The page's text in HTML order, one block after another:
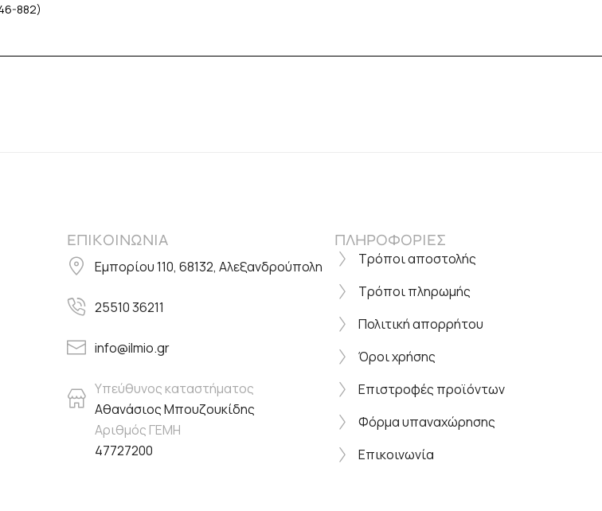
882)
ΕΠΙΚΟΙΝΩΝΙΑ
Εμπορίου 110, 68132, Αλεξανδρούπολη
25510 36211
info@ilmio.gr
Υπεύθυνος καταστήματος
Αθανάσιος Μπουζουκίδης
Αριθμός ΓΕΜΗ
47727200
ΠΛΗΡΟΦΟΡΙΕΣ
Τρόποι αποστολής
Τρόποι πληρωμής
Πολιτική απορρήτου
Όροι χρήσης
Επιστροφές προϊόντων
Φόρμα υπαναχώρησης
Επικοινωνία